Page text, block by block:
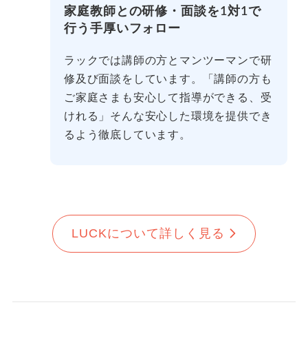
家庭教師との研修・面談を1対1で
行う手厚いフォロー
ラックでは講師の方とマンツーマンで研
修及び面談をしています。「講師の方も
ご家庭さまも安心して指導ができる、受
けれる」そんな安心した環境を提供でき
るよう徹底しています。
LUCKについて詳しく見る